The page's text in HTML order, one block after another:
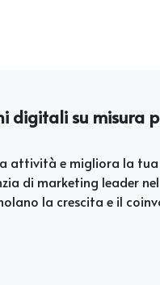
digitali su misura
attività e migliora la tua
di marketing leader
la crescita e il